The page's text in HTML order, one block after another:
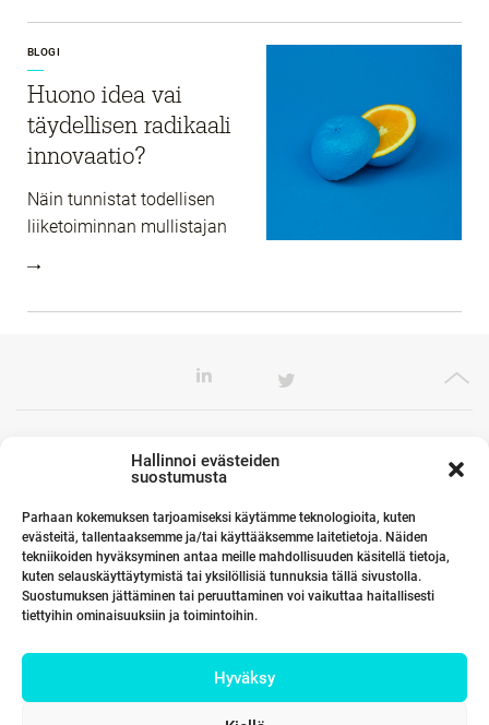
Hallinnoi evästeiden
suostumusta
Parhaan kokemuksen tarjoamiseksi käytämme teknologioita, kuten
evästeitä, tallentaaksemme ja/tai käyttääksemme laitetietoja. Näiden
tekniikoiden hyväksyminen antaa meille mahdollisuuden käsitellä tietoja,
kuten selauskäyttäytymistä tai yksilöllisiä tunnuksia tällä sivustolla.
Suostumuksen jättäminen tai peruuttaminen voi vaikuttaa haitallisesti
tiettyihin ominaisuuksiin ja toimintoihin.
Hyväksy
BLOGI
Huono idea vai
täydellisen radikaali
innovaatio?
Näin tunnistat todellisen
liiketoiminnan mullistajan
Toimistomme Euroopassa
Kumppanimme maailmalla